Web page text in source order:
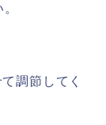
調節してく